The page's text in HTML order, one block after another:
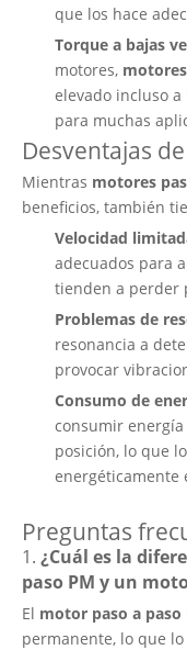
que los hace
Torque a bajas
motores,
elevado incluso a
para muchas
Desventajas
Mientras motores
beneficios, también
Velocidad
adecuados para
tienden a perder
Problemas de
resonancia a
provocar
Consumo de
consumir
posición, lo que
energéticamente
Preguntas
1. ¿Cuál es la
paso PM y un
El motor paso a paso
permanente, lo que